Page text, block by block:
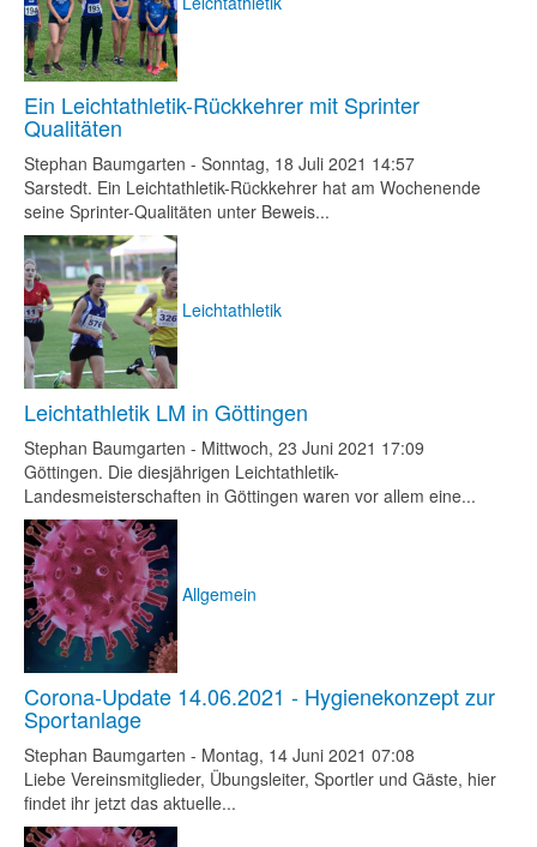
Ein Leichtathletik-Rückkehrer mit Sprinter
Qualitäten
Stephan Baumgarten - Sonntag, 18 Juli 2021 14:57
Sarstedt. Ein Leichtathletik-Rückkehrer hat am Wochenende
seine Sprinter-Qualitäten unter Beweis...
Leichtathletik
Leichtathletik LM in Göttingen
Stephan Baumgarten - Mittwoch, 23 Juni 2021 17:09
Göttingen. Die diesjährigen Leichtathletik-
Landesmeisterschaften in Göttingen waren vor allem eine...
Allgemein
Corona-Update 14.06.2021 - Hygienekonzept zur
Sportanlage
Stephan Baumgarten - Montag, 14 Juni 2021 07:08
Liebe Vereinsmitglieder, Übungsleiter, Sportler und Gäste, hier
findet ihr jetzt das aktuelle...